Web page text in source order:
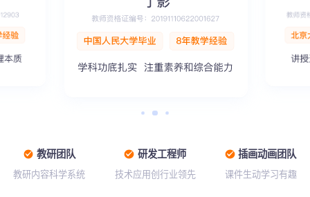
教研团队
教研内容科学系统
研发工程师
技术应用创行业领先
插画动画团队
课件生动学习有趣